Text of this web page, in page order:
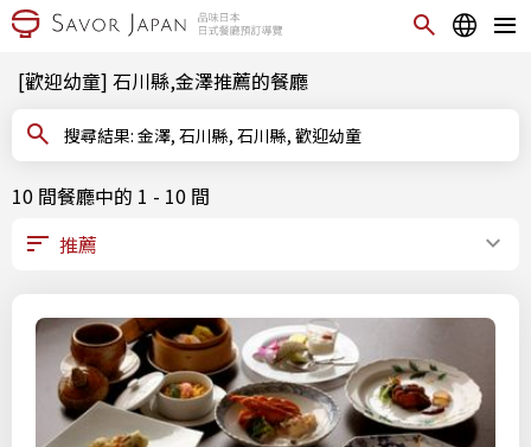
[歡迎幼童] 石川縣,金澤推薦的餐廳
搜尋結果: 金澤, 石川縣, 石川縣, 歡迎幼童
10 間餐廳中的 1 - 10 間